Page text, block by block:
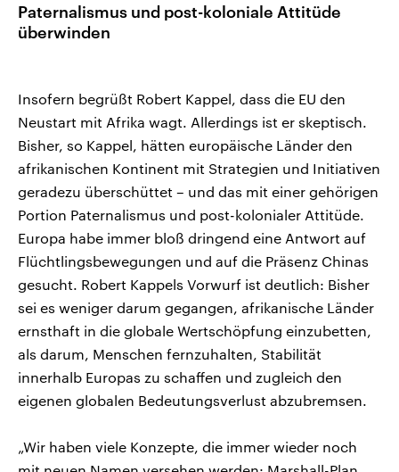
Paternalismus und post-koloniale Attitüde
überwinden
Insofern begrüßt Robert Kappel, dass die EU den
Neustart mit Afrika wagt. Allerdings ist er skeptisch.
Bisher, so Kappel, hätten europäische Länder den
afrikanischen Kontinent mit Strategien und Initiativen
geradezu überschüttet – und das mit einer gehörigen
Portion Paternalismus und post-kolonialer Attitüde.
Europa habe immer bloß dringend eine Antwort auf
Flüchtlingsbewegungen und auf die Präsenz Chinas
gesucht. Robert Kappels Vorwurf ist deutlich: Bisher
sei es weniger darum gegangen, afrikanische Länder
ernsthaft in die globale Wertschöpfung einzubetten,
als darum, Menschen fernzuhalten, Stabilität
innerhalb Europas zu schaffen und zugleich den
eigenen globalen Bedeutungsverlust abzubremsen.
„Wir haben viele Konzepte, die immer wieder noch